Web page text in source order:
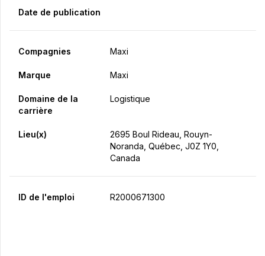
Date de publication
Compagnies Maxi
Marque Maxi
Domaine de la
carrière
Logistique
Lieu(x)
2695 Boul Rideau, Rouyn-
Noranda, Québec, J0Z 1Y0,
Canada
ID de l'emploi R2000671300